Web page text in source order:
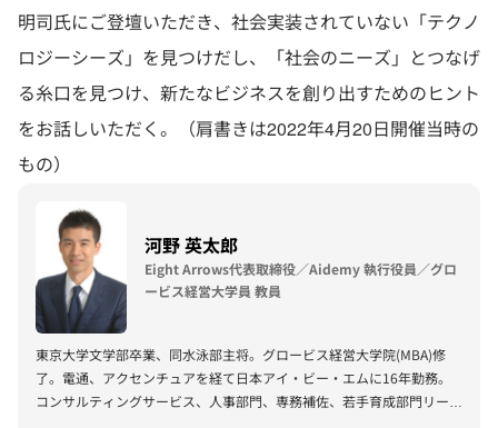
明司氏にご登壇いただき、社会実装されていない「テクノ
ロジーシーズ」を見つけだし、「社会のニーズ」とつなげ
る糸口を見つけ、新たなビジネスを創り出すためのヒント
をお話しいただく。（肩書きは2022年4月20日開催当時の
もの）
河野 英太郎
Eight Arrows代表取締役／Aidemy 執行役員／グロ
ービス経営大学員 教員
東京大学文学部卒業、同水泳部主将。グロービス経営大学院(MBA)修
了。電通、アクセンチュアを経て日本アイ・ビー・エムに16年勤務。
コンサルティングサービス、人事部門、専務補佐、若手育成部門リーダ